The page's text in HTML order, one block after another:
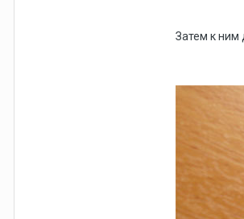
Затем к ним